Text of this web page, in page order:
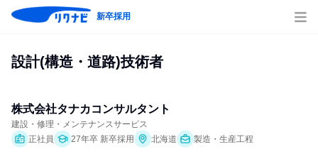
新卒採用
設計(構造・道路)技術者
株式会社タナカコンサルタント
建設・修理・メンテナンスサービス
正社員
27年卒 新卒採用 北海道 製造・生産工程